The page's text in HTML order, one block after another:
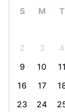
S M T
2
3 4
9
10 11
16
17
23
24